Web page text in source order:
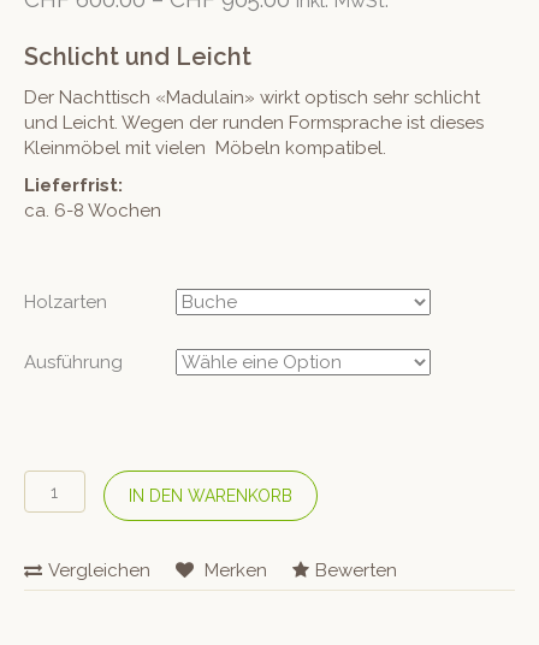
Schlicht und Leicht
Der Nachttisch «Madulain» wirkt optisch sehr schlicht
und Leicht. Wegen der runden Formsprache ist dieses
Kleinmöbel mit vielen Möbeln kompatibel.
Lieferfrist:
ca. 6-8 Wochen
Holzarten
Ausführung
SPONDA
Nachttisch
Menge
IN DEN WARENKORB
Vergleichen Merken Bewerten